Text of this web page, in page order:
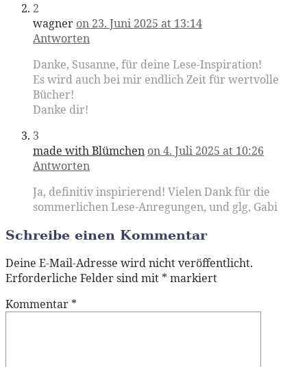
2
wagner on 23. Juni 2025 at 13:14
Antworten
Danke, Susanne, für deine Lese-Inspiration!
Es wird auch bei mir endlich Zeit für wertvolle
Bücher!
Danke dir!
3
made with Blümchen on 4. Juli 2025 at 10:26
Antworten
Ja, definitiv inspirierend! Vielen Dank für die
sommerlichen Lese-Anregungen, und glg, Gabi
Schreibe einen Kommentar
Deine E-Mail-Adresse wird nicht veröffentlicht.
Erforderliche Felder sind mit * markiert
Kommentar *